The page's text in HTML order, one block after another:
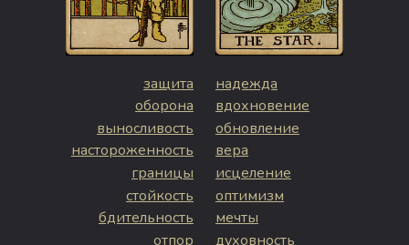
защита
оборона
выносливость
настороженность
границы
стойкость
бдительность
отпор
надежда
вдохновение
обновление
вера
исцеление
оптимизм
мечты
духовность